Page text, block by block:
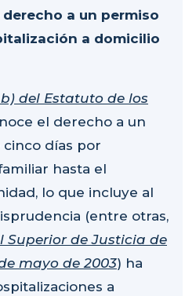
a un permiso
a domicilio
del Estatuto de los
el derecho a un
días por
hasta el
lo que incluye al
(entre otras,
Superior de Justicia de
mayo de 2003) ha
a